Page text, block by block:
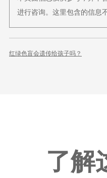
进行咨询。这里包含的信息
红绿色盲会遗传给孩子吗？
了解